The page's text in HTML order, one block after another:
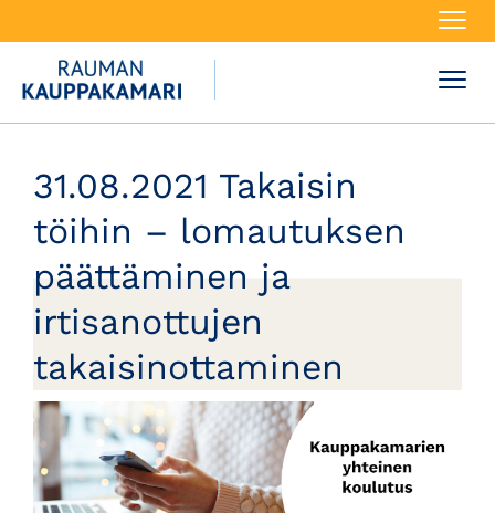
31.08.2021 Takaisin
töihin – lomautuksen
päättäminen ja
irtisanottujen
takaisinottaminen